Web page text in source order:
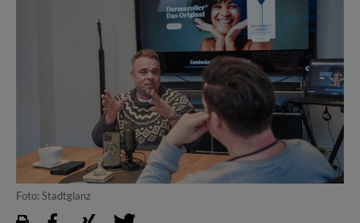
Foto: Stadtglanz